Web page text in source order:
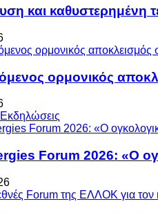
και
ορμονικός
Forum 2026: «Ο